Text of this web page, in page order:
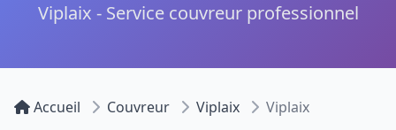
Viplaix - Service couvreur professionnel
Accueil Couvreur Viplaix Viplaix